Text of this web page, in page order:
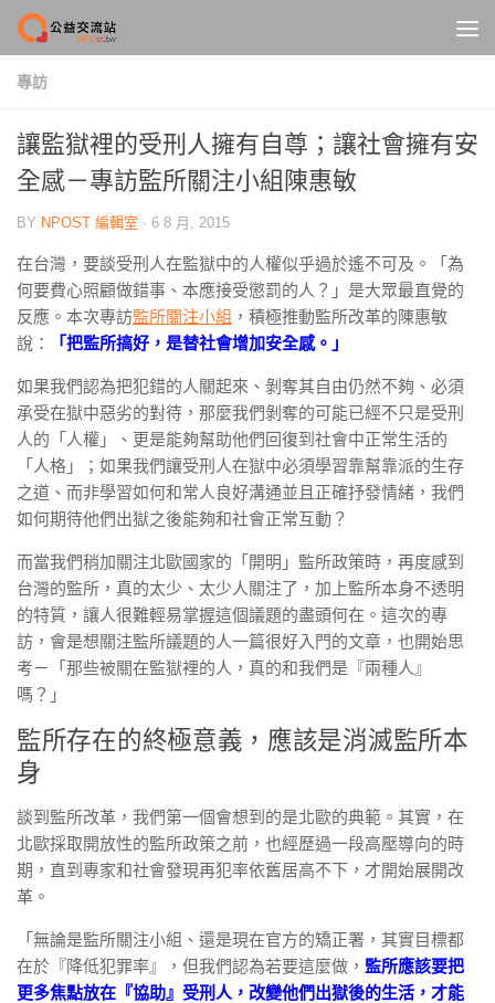
Skip to content
專訪
讓監獄裡的受刑人擁有自尊；讓社會擁有安
全感－專訪監所關注小組陳惠敏
BY NPOST 編輯室 · 6 8 月, 2015
在台灣，要談受刑人在監獄中的人權似乎過於遙不可及。「為
何要費心照顧做錯事、本應接受懲罰的人？」是大眾最直覺的
反應。本次專訪監所關注小組 ，積極推動監所改革的陳惠敏
說：
「把監所搞好，是替社會增加安全感。」
如果我們認為把犯錯的人關起來、剝奪其自由仍然不夠、必須
承受在獄中惡劣的對待，那麼我們剝奪的可能已經不只是受刑
人的「人權」、更是能夠幫助他們回復到社會中正常生活的
「人格」；如果我們讓受刑人在獄中必須學習靠幫靠派的生存
之道、而非學習如何和常人良好溝通並且正確抒發情緒，我們
如何期待他們出獄之後能夠和社會正常互動？
而當我們稍加關注北歐國家的「開明」監所政策時，再度感到
台灣的監所，真的太少、太少人關注了，加上監所本身不透明
的特質，讓人很難輕易掌握這個議題的盡頭何在。這次的專
訪，會是想關注監所議題的人一篇很好入門的文章，也開始思
考－「那些被關在監獄裡的人，真的和我們是『兩種人』
嗎？」
監所存在的終極意義，應該是消滅監所本
身
談到監所改革，我們第一個會想到的是北歐的典範。其實，在
北歐採取開放性的監所政策之前，也經歷過一段高壓導向的時
期，直到專家和社會發現再犯率依舊居高不下，才開始展開改
革。
「無論是監所關注小組、還是現在官方的矯正署，其實目標都
在於『降低犯罪率』，但我們認為若要這麼做， 監所應該要把
更多焦點放在『協助』受刑人，改變他們出獄後的生活，才能